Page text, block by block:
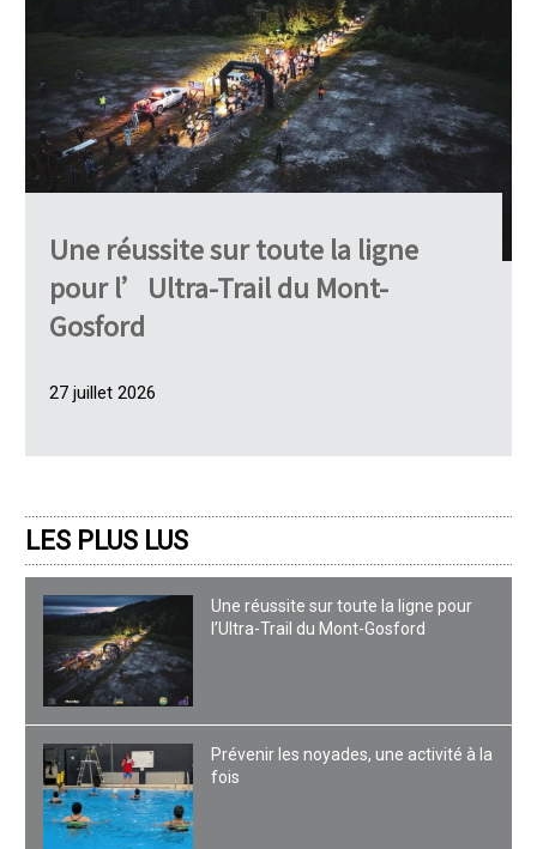
Une réussite sur toute la ligne
pour l’Ultra-Trail du Mont-
Gosford
27 juillet 2026
LES PLUS LUS
Une réussite sur toute la ligne pour
l’Ultra-Trail du Mont-Gosford
Prévenir les noyades, une activité à la
fois